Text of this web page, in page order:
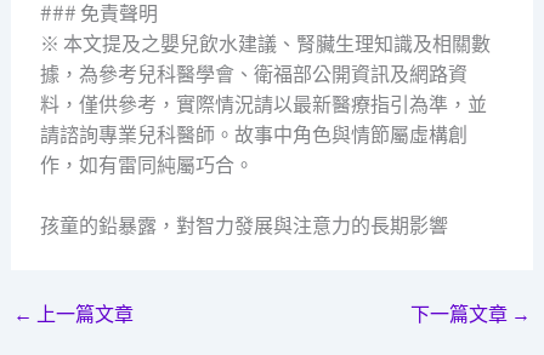
### 免責聲明
※ 本文提及之嬰兒飲水建議、腎臟生理知識及相關數
據，為參考兒科醫學會、衛福部公開資訊及網路資
料，僅供參考，實際情況請以最新醫療指引為準，並
請諮詢專業兒科醫師。故事中角色與情節屬虛構創
作，如有雷同純屬巧合。
孩童的鉛暴露，對智力發展與注意力的長期影響
← 上一篇文章 下一篇文章 →